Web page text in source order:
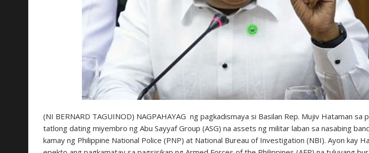
(NI BERNARD TAGUINOD) NAGPAHAYAG ng pagkadismaya si Basilan Rep. Mujiv Hataman sa
tatlong dating miyembro ng Abu Sayyaf Group (ASG) na assets ng militar laban sa nasabing
kamay ng Philippine National Police (PNP) at National Bureau of Investigation (NBI). Ayon kay